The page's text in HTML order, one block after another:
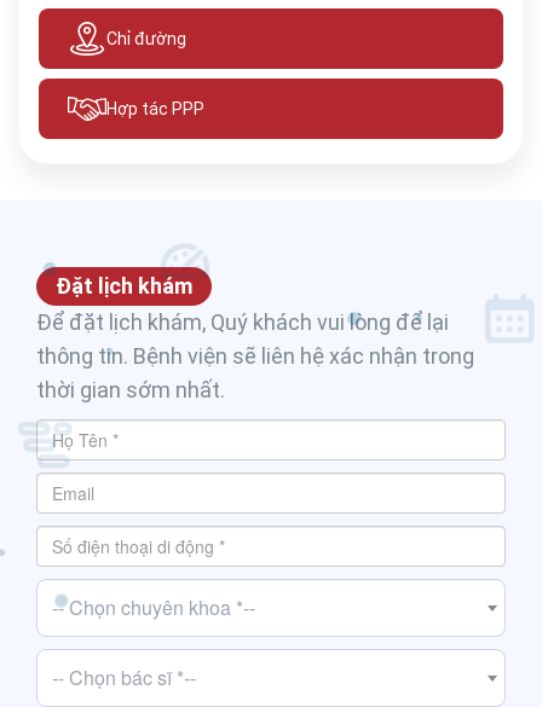
Chỉ đường
Hợp tác PPP
Đặt lịch khám
Để đặt lịch khám, Quý khách vui lòng để lại
thông tin. Bệnh viện sẽ liên hệ xác nhận trong
thời gian sớm nhất.
-- Chọn chuyên khoa *--
-- Chọn bác sĩ *--